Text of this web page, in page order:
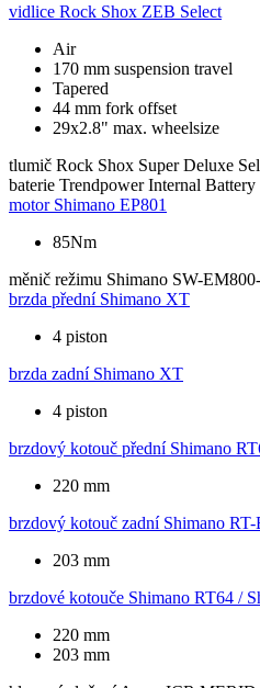
vidlice Rock Shox ZEB Select
Air
170 mm suspension travel
Tapered
44 mm fork offset
29x2.8" max. wheelsize
tlumič Rock Shox Super Deluxe
baterie Trendpower Internal Battery
motor Shimano EP801
85Nm
měnič režimu Shimano SW-
brzda přední Shimano XT
4 piston
brzda zadní Shimano XT
4 piston
brzdový kotouč přední Shimano
220 mm
brzdový kotouč zadní Shimano
203 mm
brzdové kotouče Shimano RT64 /
220 mm
203 mm